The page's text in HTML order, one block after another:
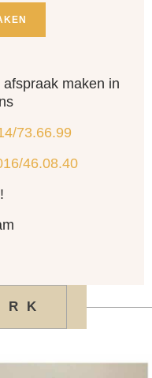
maken in
73.66.99
46.08.40
R K